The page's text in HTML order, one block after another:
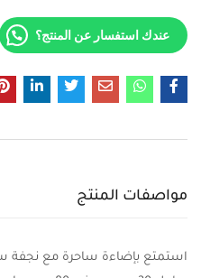
عندك استفسار عن المنتج؟
مواصفات المنتج
استمتع بإضاءة ساحرة مع نجفة